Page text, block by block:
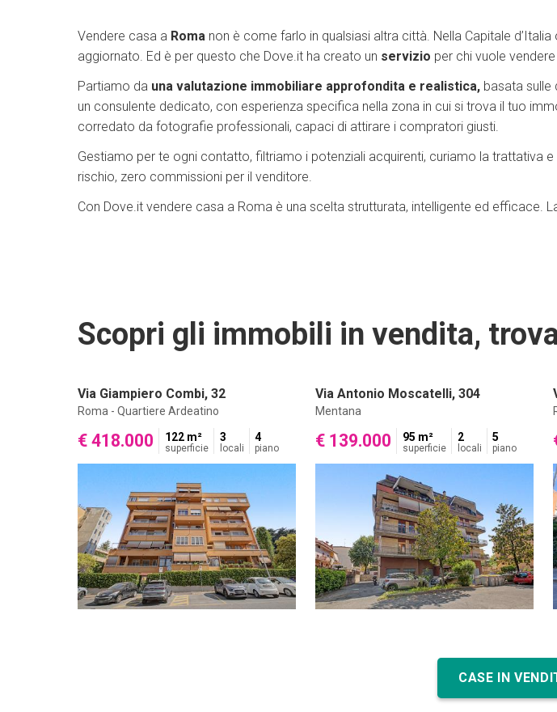
Vendere casa a Roma non è come farlo in qualsiasi altra città. Nella Capitale
aggiornato. Ed è per questo che Dove.it ha creato un servizio per chi vuole
Partiamo da una valutazione immobiliare approfondita e realistica, basata sulle
un consulente dedicato, con esperienza specifica nella zona in cui si trova il tuo
corredato da fotografie professionali, capaci di attirare i compratori giusti.
Gestiamo per te ogni contatto, filtriamo i potenziali acquirenti, curiamo la trattativa
rischio, zero commissioni per il venditore.
Con Dove.it vendere casa a Roma è una scelta strutturata, intelligente ed efficace.
Scopri gli immobili in vendita,
Via Giampiero Combi, 32
Roma - Quartiere Ardeatino
€ 418.000 122 m²
superficie
3
locali
4
piano
Via Antonio Moscatelli, 304
Mentana
€ 139.000 95 m²
superficie
2
locali
5
piano
CASE IN